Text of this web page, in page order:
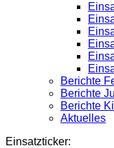
Berichte
Berichte
Berichte
Aktuelles
Einsatzticker: